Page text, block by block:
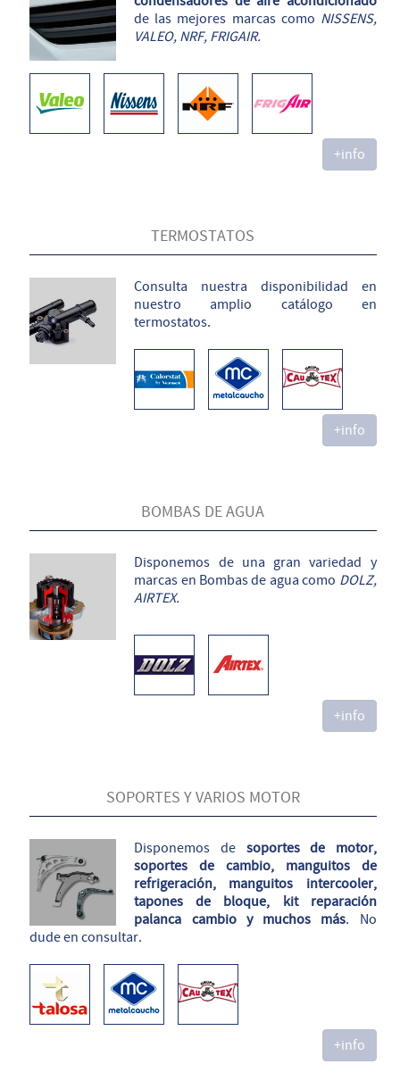
de las mejores marcas como NISSENS,
VALEO, NRF, FRIGAIR.
+info
TERMOSTATOS
Consulta nuestra disponibilidad en
nuestro amplio catálogo en
termostatos.
+info
BOMBAS DE AGUA
Disponemos de una gran variedad y
marcas en Bombas de agua como DOLZ,
AIRTEX.
+info
SOPORTES Y VARIOS MOTOR
Disponemos de soportes de motor,
soportes de cambio, manguitos de
refrigeración, manguitos intercooler,
tapones de bloque, kit reparación
palanca cambio y muchos más. No
dude en consultar.
+info